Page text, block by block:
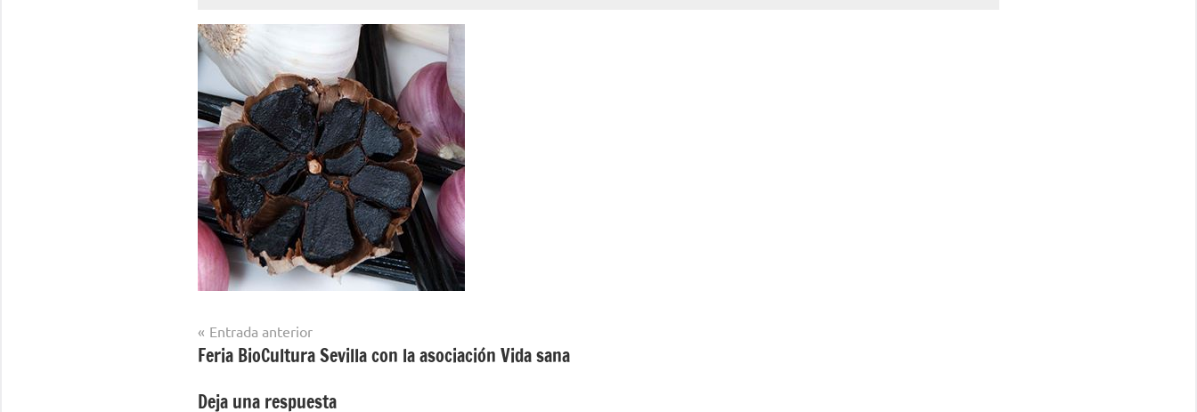
Navegación
de
entradas
Entrada anterior
Feria BioCultura Sevilla con la asociación Vida sana
Deja una respuesta